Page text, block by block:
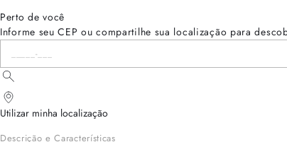
Perto de você
Informe seu CEP ou compartilhe sua localização para
Utilizar minha localização
Descrição e Características